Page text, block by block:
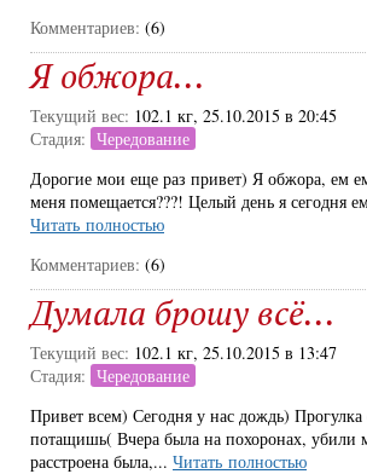
Комментариев: (6)
Я обжора...
Текущий вес: 102.1 кг, 25.10.2015 в 20:45
Стадия: Чередование
Дорогие мои еще раз привет) Я обжора, ем
меня помещается???! Целый день я сегодня
Читать полностью
Комментариев: (6)
Думала брошу всё...
Текущий вес: 102.1 кг, 25.10.2015 в 13:47
Стадия: Чередование
Привет всем) Сегодня у нас дождь)
потащишь( Вчера была на похоронах,
расстроена была,... Читать полностью